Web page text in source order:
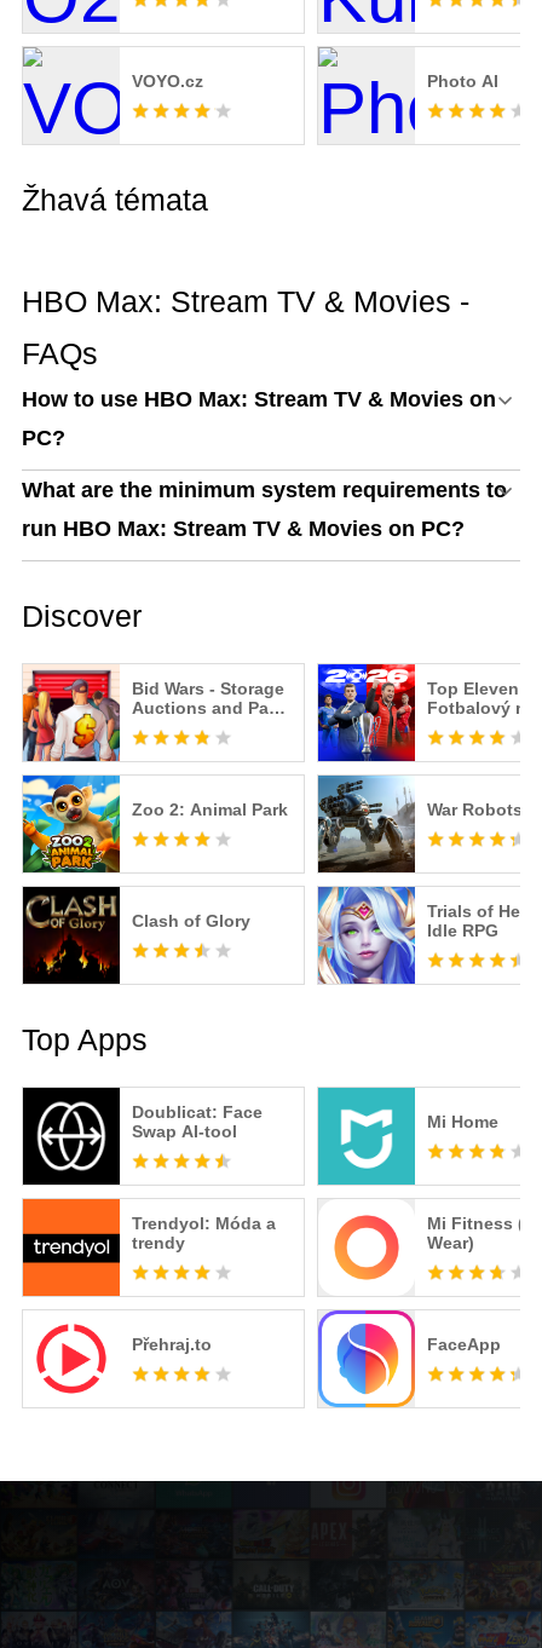
VOYO.cz Photo AI
Žhavá témata
HBO Max: Stream TV & Movies -
FAQs
How to use HBO Max: Stream TV & Movies on
PC?
What are the minimum system requirements to
run HBO Max: Stream TV & Movies on PC?
Discover
Bid Wars - Storage
Auctions and Pawn
Shop Tycoon
Top Eleven
Fotbalový
Zoo 2: Animal Park War Robots
Clash of Glory
Trials of
Idle RPG
Top Apps
Doublicat: Face
Swap AI-tool
Trendyol: Móda a
trendy
Přehraj.to
Mi Home
Mi Fitness
Wear)
FaceApp